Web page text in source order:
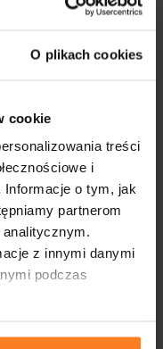
O plikach cookies
cookie
treści
i
o tym, jak
partnerom
z innymi danymi
podczas